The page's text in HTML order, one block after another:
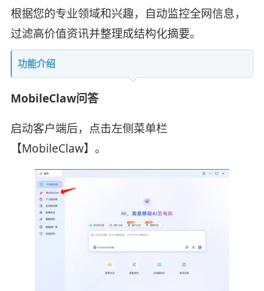
根据您的专业领域和兴趣，自动监控全网信息，
过滤高价值资讯并整理成结构化摘要。
功能介绍
MobileClaw问答
启动客户端后，点击左侧菜单栏
【MobileClaw】。